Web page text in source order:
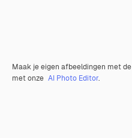
Maak je eigen afbeeldingen met de
met onze AI Photo Editor.